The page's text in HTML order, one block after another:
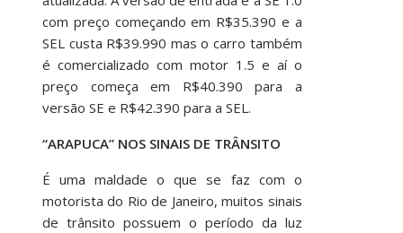
com preço começando em R$35.390 e a
SEL custa R$39.990 mas o carro também
é comercializado com motor 1.5 e aí o
preço começa em R$40.390 para a
versão SE e R$42.390 para a SEL.
“ARAPUCA” NOS SINAIS DE TRÂNSITO
É uma maldade o que se faz com o
motorista do Rio de Janeiro, muitos sinais
de trânsito possuem o período da luz